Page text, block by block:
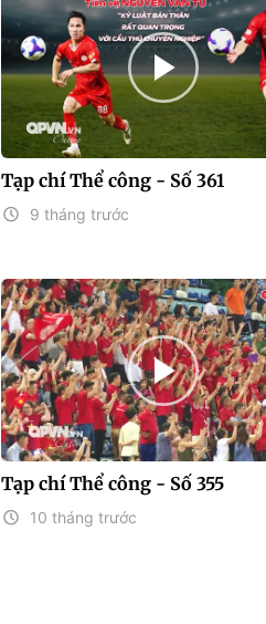
Tạp chí Thể công - Số 361
9 tháng trước
Tạp chí Thể công - Số 355
10 tháng trước